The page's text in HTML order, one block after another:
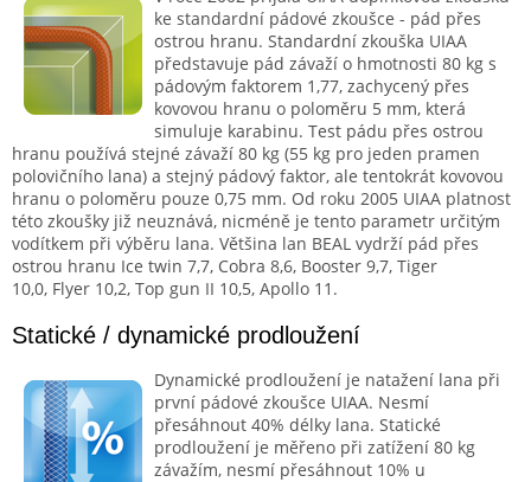
ke standardní pádové zkoušce - pád přes
ostrou hranu. Standardní zkouška UIAA
představuje pád závaží o hmotnosti 80 kg s
pádovým faktorem 1,77, zachycený přes
kovovou hranu o poloměru 5 mm, která
simuluje karabinu. Test pádu přes ostrou
hranu používá stejné závaží 80 kg (55 kg pro jeden pramen
polovičního lana) a stejný pádový faktor, ale tentokrát kovovou
hranu o poloměru pouze 0,75 mm. Od roku 2005 UIAA platnost
této zkoušky již neuznává, nicméně je tento parametr určitým
vodítkem při výběru lana. Většina lan BEAL vydrží pád přes
ostrou hranu Ice twin 7,7, Cobra 8,6, Booster 9,7, Tiger
10,0, Flyer 10,2, Top gun II 10,5, Apollo 11.
Statické / dynamické prodloužení
Dynamické prodloužení je natažení lana při
první pádové zkoušce UIAA. Nesmí
přesáhnout 40% délky lana. Statické
prodloužení je měřeno při zatížení 80 kg
závažím, nesmí přesáhnout 10% u